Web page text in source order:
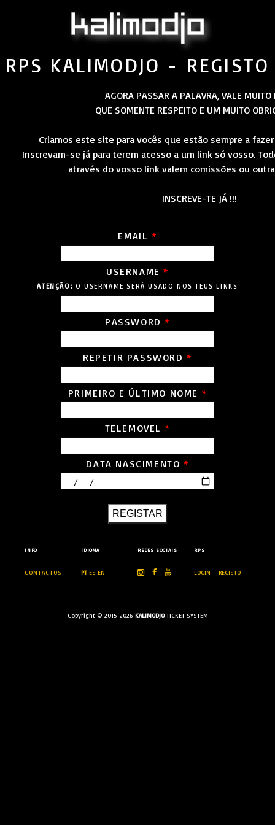
RPS KALIMODJO - REGISTO
AGORA PASSAR A PALAVRA, VALE MUITO
QUE SOMENTE RESPEITO E UM MUITO
Criamos este site para vocês que estão sempre a
Inscrevam-se já para terem acesso a um link só vosso.
através do vosso link valem comissões ou
INSCREVE-TE JÁ !!!
EMAIL *
USERNAME*
ATENÇÃO: O USERNAME SERÁ USADO NOS TEUS LINKS
PASSWORD*
REPETIR PASSWORD*
PRIMEIRO E ÚLTIMO NOME *
TELEMOVEL *
DATA NASCIMENTO *
REGISTAR
INFO
CONTACTOS
IDIOMA
PT ES EN
REDES SOCIAIS RPS
LOGIN REGISTO
Copyright © 2015-2026 KALIMODJOTICKET SYSTEM